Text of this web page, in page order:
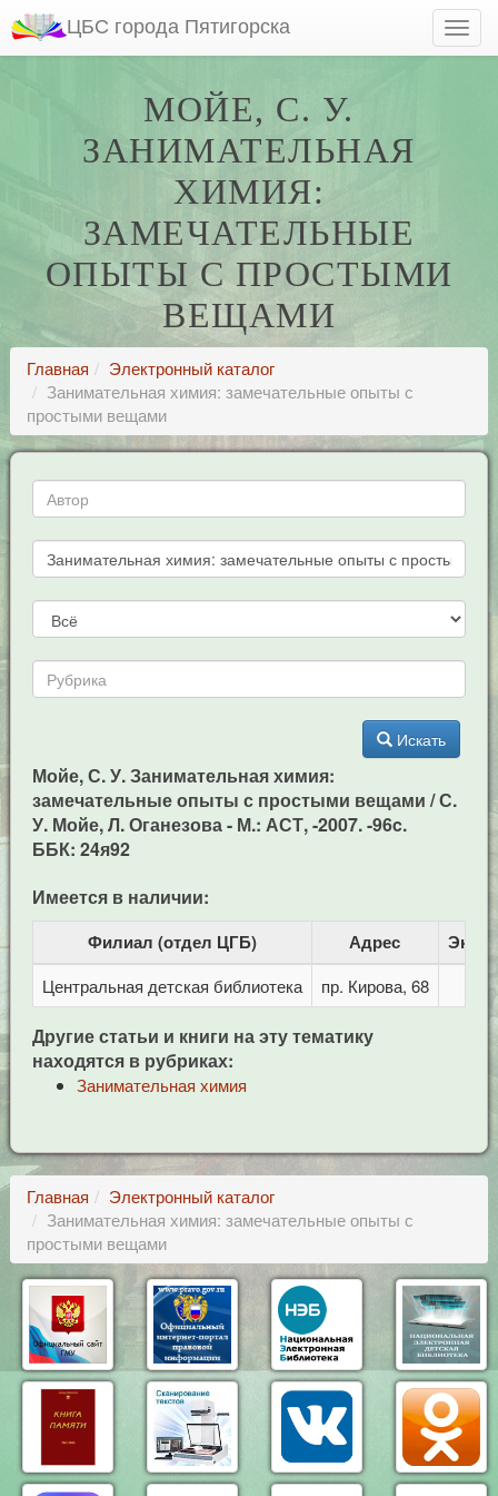
ЦБС города Пятигорска
МОЙЕ, С. У.
ЗАНИМАТЕЛЬНАЯ
ХИМИЯ:
ЗАМЕЧАТЕЛЬНЫЕ
ОПЫТЫ С ПРОСТЫМИ
ВЕЩАМИ
Главная
Электронный каталог
Занимательная химия: замечательные опыты с
простыми вещами
Искать
Мойе, С. У. Занимательная химия:
замечательные опыты с простыми вещами / С.
У. Мойе, Л. Оганезова - М.: АСТ, -2007. -96c.
ББК: 24я92
Имеется в наличии:
Филиал (отдел ЦГБ) Адрес
Центральная детская библиотека пр. Кирова, 68
Другие статьи и книги на эту тематику
находятся в рубриках:
Занимательная химия
Главная
Электронный каталог
Занимательная химия: замечательные опыты с
простыми вещами